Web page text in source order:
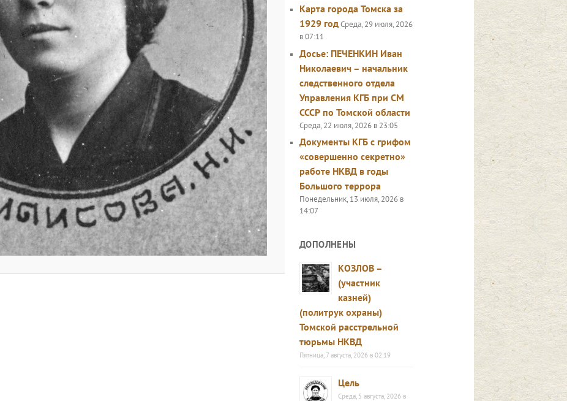
Карта города Томска за
1929 годСреда, 29 июля, 2026
в 07:11
Досье: ПЕЧЕНКИН Иван
Николаевич – начальник
следственного отдела
Управления КГБ при СМ
СССР по Томской области
Среда, 22 июля, 2026 в 23:05
Документы КГБ с грифом
«совершенно секретно»
работе НКВД в годы
Большого террора
Понедельник, 13 июля, 2026 в
14:07
ДОПОЛНЕНЫ
КОЗЛОВ –
(участник
казней)
(политрук охраны)
Томской расстрельной
тюрьмы НКВД
Пятница, 7 августа, 2026 в 02:19
Цель
Среда, 5 августа, 2026 в